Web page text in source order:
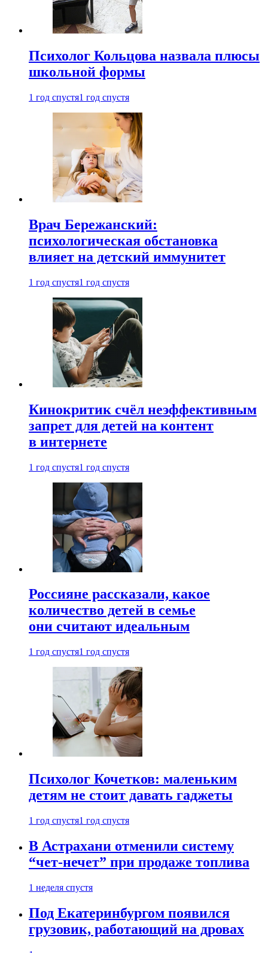
Психолог Кольцова назвала плюсы
школьной формы
1 год спустя1 год спустя
Врач Бережанский:
психологическая обстановка
влияет на детский иммунитет
1 год спустя1 год спустя
Кинокритик счёл неэффективным
запрет для детей на контент
в интернете
1 год спустя1 год спустя
Россияне рассказали, какое
количество детей в семье
они считают идеальным
1 год спустя1 год спустя
Психолог Кочетков: маленьким
детям не стоит давать гаджеты
1 год спустя1 год спустя
В Астрахани отменили систему
“чет-нечет” при продаже топлива
1 неделя спустя
Под Екатеринбургом появился
грузовик, работающий на дровах